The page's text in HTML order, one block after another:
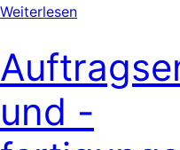
Weiterlesen
und -